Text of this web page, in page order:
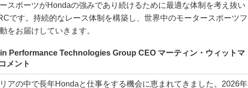
スポーツがHondaの強みであり続けるために最適な体制を考え抜い
です。持続的なレース体制を構築し、世界中のモータースポーツフ
をお届けしていきます。
Performance Technologies Group CEO マーティン・ウィットマ
メント
アの中で長年Hondaと仕事をする機会に恵まれてきました。2026年